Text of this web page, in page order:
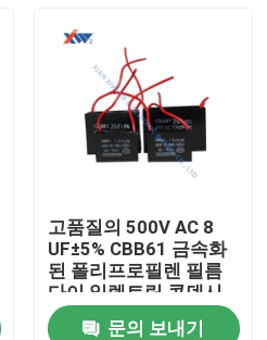
고품질의 500V AC 8
UF±5% CBB61 금속화
된 폴리프로필렌 필름
다이 일렉트릭 콘덴시
터
문의 보내기